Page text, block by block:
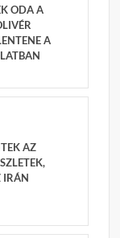
ODA A
A
AZ
IRÁN